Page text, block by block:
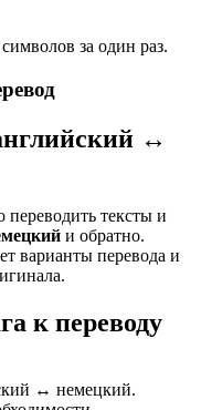
символов за один раз.
↔
тексты и
и обратно.
варианты перевода и
к переводу
↔ немецкий.